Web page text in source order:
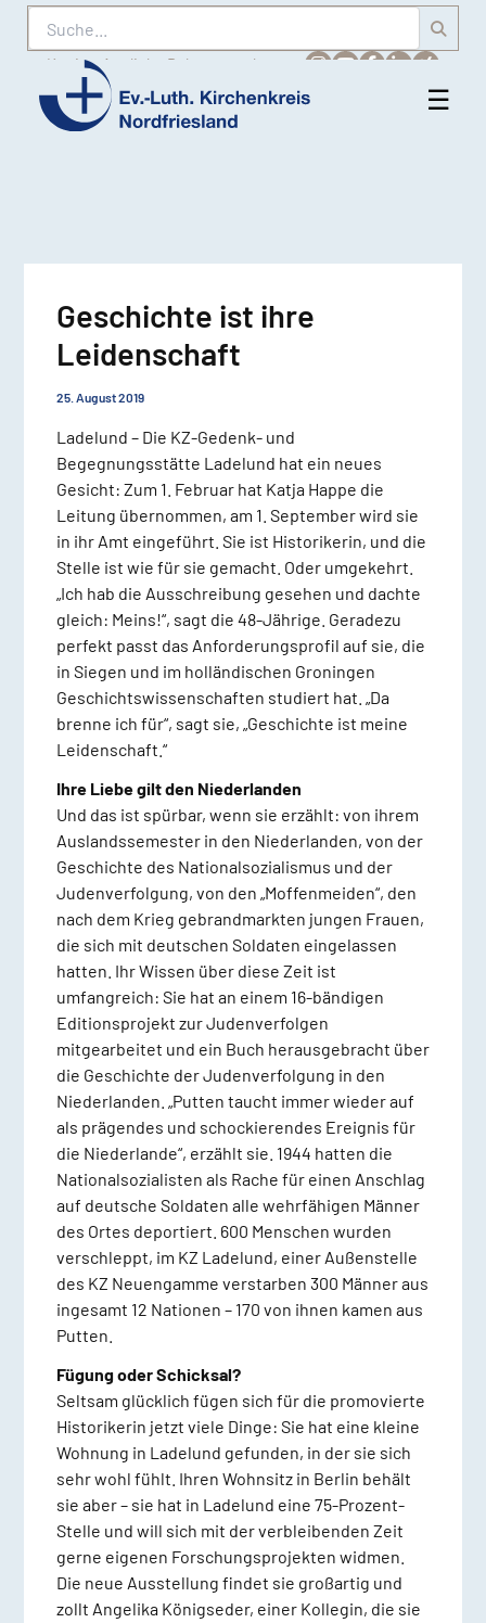
Suche
Karriere Amtliche Bekanntmachungen
Ev.-
☰
Geschichte ist ihre
Leidenschaft
25. August 2019
Ladelund – Die KZ-Gedenk- und
Begegnungsstätte Ladelund hat ein neues
Gesicht: Zum 1. Februar hat Katja Happe die
Leitung übernommen, am 1. September wird sie
in ihr Amt eingeführt. Sie ist Historikerin, und die
Stelle ist wie für sie gemacht. Oder umgekehrt.
„Ich hab die Ausschreibung gesehen und dachte
gleich: Meins!“, sagt die 48-Jährige. Geradezu
perfekt passt das Anforderungsprofil auf sie, die
in Siegen und im holländischen Groningen
Geschichtswissenschaften studiert hat. „Da
brenne ich für“, sagt sie, „Geschichte ist meine
Leidenschaft.“
Ihre Liebe gilt den Niederlanden
Und das ist spürbar, wenn sie erzählt: von ihrem
Auslandssemester in den Niederlanden, von der
Geschichte des Nationalsozialismus und der
Judenverfolgung, von den „Moffenmeiden“, den
nach dem Krieg gebrandmarkten jungen Frauen,
die sich mit deutschen Soldaten eingelassen
hatten. Ihr Wissen über diese Zeit ist
umfangreich: Sie hat an einem 16-bändigen
Editionsprojekt zur Judenverfolgen
mitgearbeitet und ein Buch herausgebracht über
die Geschichte der Judenverfolgung in den
Niederlanden. „Putten taucht immer wieder auf
als prägendes und schockierendes Ereignis für
die Niederlande“, erzählt sie. 1944 hatten die
Nationalsozialisten als Rache für einen Anschlag
auf deutsche Soldaten alle wehrfähigen Männer
des Ortes deportiert. 600 Menschen wurden
verschleppt, im KZ Ladelund, einer Außenstelle
des KZ Neuengamme verstarben 300 Männer aus
ingesamt 12 Nationen – 170 von ihnen kamen aus
Putten.
Fügung oder Schicksal?
Seltsam glücklich fügen sich für die promovierte
Historikerin jetzt viele Dinge: Sie hat eine kleine
Wohnung in Ladelund gefunden, in der sie sich
sehr wohl fühlt. Ihren Wohnsitz in Berlin behält
sie aber – sie hat in Ladelund eine 75-Prozent-
Stelle und will sich mit der verbleibenden Zeit
gerne eigenen Forschungsprojekten widmen.
Die neue Ausstellung findet sie großartig und
zollt Angelika Königseder, einer Kollegin, die sie